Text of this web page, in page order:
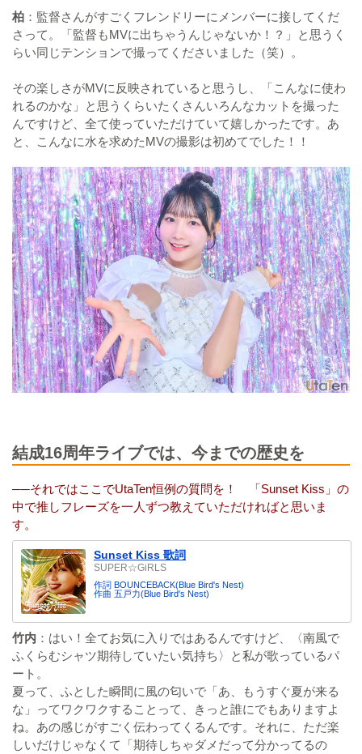
柏 ：監督さんがすごくフレンドリーにメンバーに接してくだ
さって。「監督もMVに出ちゃうんじゃないか！？」と思うく
らい同じテンションで撮ってくださいました（笑）。
その楽しさがMVに反映されていると思うし、「こんなに使わ
れるのかな」と思うくらいたくさんいろんなカットを撮った
んですけど、全て使っていただけていて嬉しかったです。あ
と、こんなに水を求めたMVの撮影は初めてでした！！
結成16周年ライブでは、今までの歴史を
──それではここでUtaTen恒例の質問を！ 「Sunset Kiss」の
中で推しフレーズを一人ずつ教えていただければと思いま
す。
Sunset Kiss 歌詞
SUPER☆GiRLS
作詞 BOUNCEBACK(Blue Bird's Nest)
作曲 五戸力(Blue Bird's Nest)
竹内 ：はい！全てお気に入りではあるんですけど、〈南風で
ふくらむシャツ期待していたい気持ち〉と私が歌っているパ
ート。
夏って、ふとした瞬間に風の匂いで「あ、もうすぐ夏が来る
な」ってワクワクすることって、きっと誰にでもありますよ
ね。あの感じがすごく伝わってくるんです。それに、ただ楽
しいだけじゃなくて「期待しちゃダメだって分かってるの